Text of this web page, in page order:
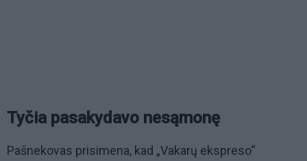
Tyčia pasakydavo nesąmonę
Pašnekovas prisimena, kad „Vakarų ekspreso“